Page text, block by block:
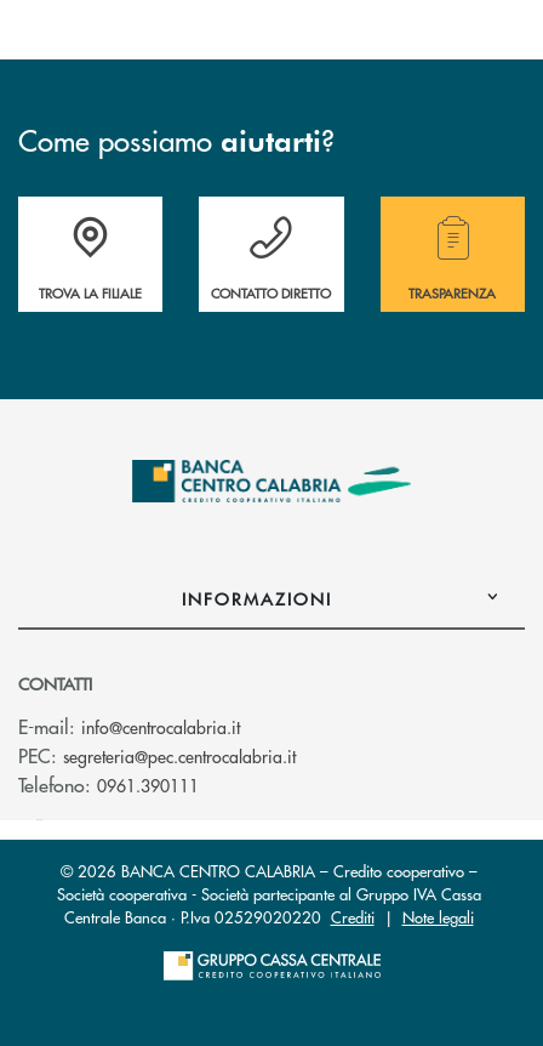
Come possiamo aiutarti?
Accedi all' elenco completo delle filiali .
TROVA LA FILIALE
Hai bisogno di assistenza immediata ?
CONTATTO DIRETTO
Hai bisogno di
TRASPARENZA
INFORMAZIONI
CONTATTI
E-mail: info@centrocalabria.it(si apre l’app di posta elettronica)
PEC: segreteria@pec.centrocalabria.it(si apre l’app di posta
Telefono: 0961.390111
© 2026 BANCA CENTRO CALABRIA – Credito cooperativo –
Società cooperativa - Società partecipante al Gruppo IVA Cassa
Centrale Banca · P.Iva 02529020220 Crediti| Note legali